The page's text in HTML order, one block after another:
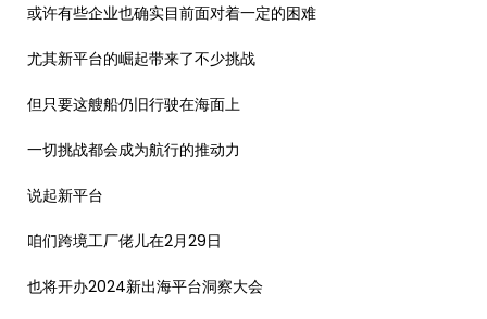
或许有些企业也确实目前面对着一定的困难
尤其新平台的崛起带来了不少挑战
但只要这艘船仍旧行驶在海面上
一切挑战都会成为航行的推动力
说起新平台
咱们跨境工厂佬儿在2月29日
也将开办2024新出海平台洞察大会